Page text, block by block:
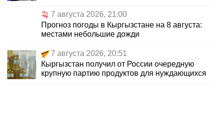
7 августа 2026, 21:00
Прогноз погоды в Кыргызстане на 8 августа:
местами небольшие дожди
7 августа 2026, 20:51
Кыргызстан получил от России очередную
крупную партию продуктов для нуждающихся